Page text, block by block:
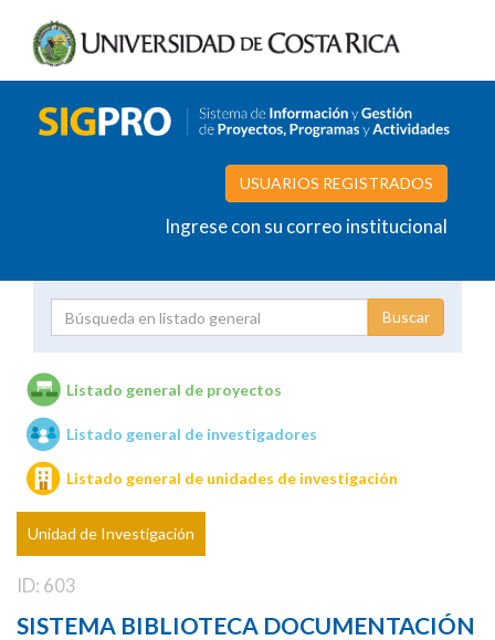
USUARIOS REGISTRADOS
Ingrese con su correo institucional
Unidades de investigación
Listado general de proyectos
Listado general de investigadores
Listado general de unidades de investigación
Unidad de Investigación
ID: 603
SISTEMA BIBLIOTECA DOCUMENTACIÓN